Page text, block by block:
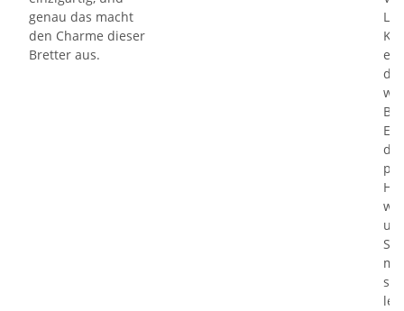
genau das macht
den Charme dieser
Bretter aus.